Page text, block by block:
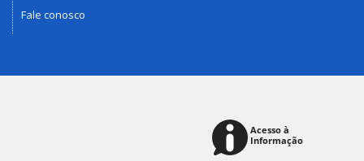
Fale conosco